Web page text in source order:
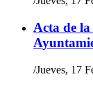
Acta de la
/Jueves, 17